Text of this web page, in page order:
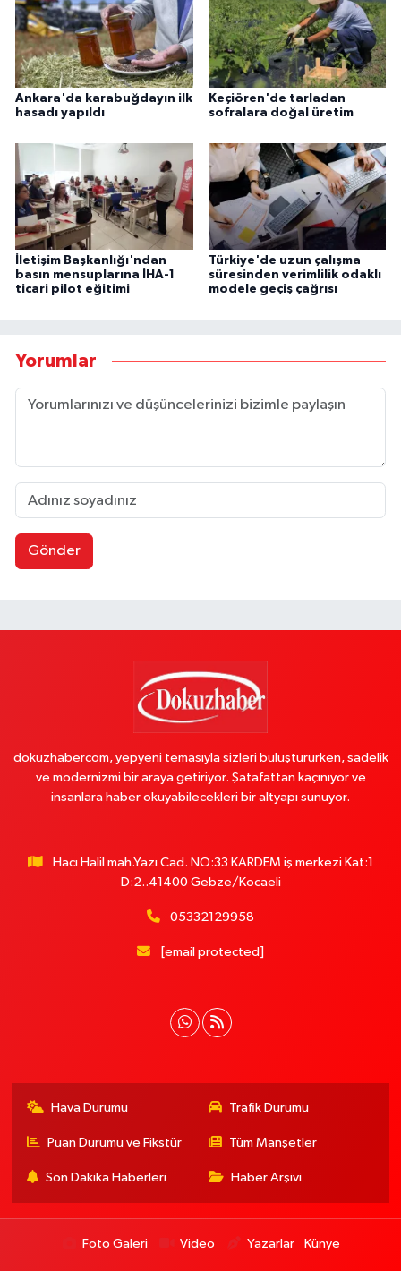
Ankara'da karabuğdayın ilk
hasadı yapıldı
Keçiören'de tarladan
sofralara doğal üretim
İletişim Başkanlığı'ndan
basın mensuplarına İHA-1
ticari pilot eğitimi
Türkiye'de uzun çalışma
süresinden verimlilik odaklı
modele geçiş çağrısı
Yorumlar
Gönder
dokuzhabercom, yepyeni temasıyla sizleri buluştururken, sadelik
ve modernizmi bir araya getiriyor. Şatafattan kaçınıyor ve
insanlara haber okuyabilecekleri bir altyapı sunuyor.
Hacı Halil mah.Yazı Cad. NO:33 KARDEM iş merkezi Kat:1
D:2..41400 Gebze/Kocaeli
05332129958
[email protected]
Hava Durumu Trafik Durumu
Puan Durumu ve Fikstür Tüm Manşetler
Son Dakika Haberleri Haber Arşivi
Foto Galeri Video Yazarlar Künye